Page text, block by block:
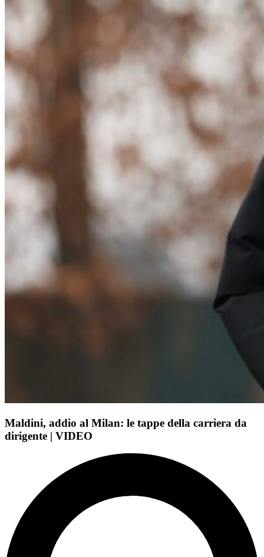
Maldini, addio al Milan: le tappe della carriera da
dirigente | VIDEO